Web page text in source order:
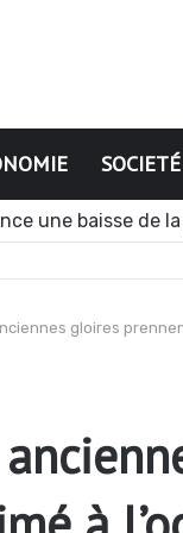
SOCIETÉ
politiques
gloires